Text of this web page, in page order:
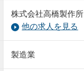
株式会社高橋製作所
他の求人を見る
製造業